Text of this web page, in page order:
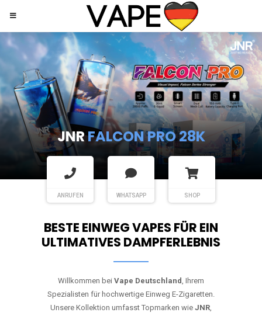
JNRSHISHA HOOKAH MAX
ANRUFEN WHATSAPP SHOP
BESTE EINWEG VAPES FÜR EIN
ULTIMATIVES DAMPFERLEBNIS
Willkommen bei Vape Deutschland, Ihrem
Spezialisten für hochwertige Einweg E-Zigaretten.
Unsere Kollektion umfasst Topmarken wie JNR,